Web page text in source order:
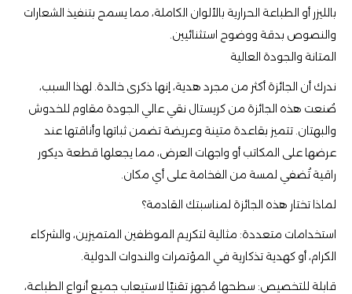
بالليزر أو الطباعة الحرارية بالألوان الكاملة، مما يسمح بتنفيذ الشعارات
والنصوص بدقة ووضوح استثنائيين.
المتانة والجودة العالية
ندرك أن الجائزة أكثر من مجرد هدية، إنها ذكرى خالدة. لهذا السبب،
صُنعت هذه الجائزة من كريستال نقي عالي الجودة مقاوم للخدوش
والبهتان. تتميز بقاعدة متينة وعريضة تضمن ثباتها وأناقتها عند
عرضها على المكاتب أو واجهات العرض، مما يجعلها قطعة ديكور
راقية تُضفي لمسة من الفخامة على أي مكان.
لماذا تختار هذه الجائزة لمناسبتك القادمة؟
استخدامات متعددة: مثالية لتكريم الموظفين المتميزين، والشركاء
الكرام، أو كهدية تذكارية في المؤتمرات والندوات الدولية.
قابلة للتخصيص: سطحها مُجهز تقنيًا لاستيعاب جميع أنواع الطباعة،